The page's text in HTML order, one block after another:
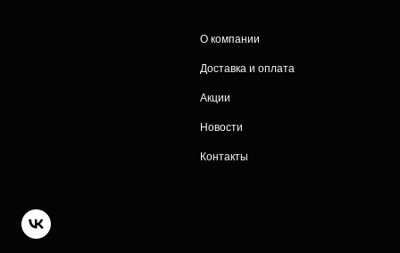
О компании
Доставка и оплата
Акции
Новости
Контакты